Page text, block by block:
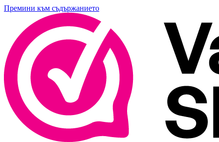
Премини към съдържанието